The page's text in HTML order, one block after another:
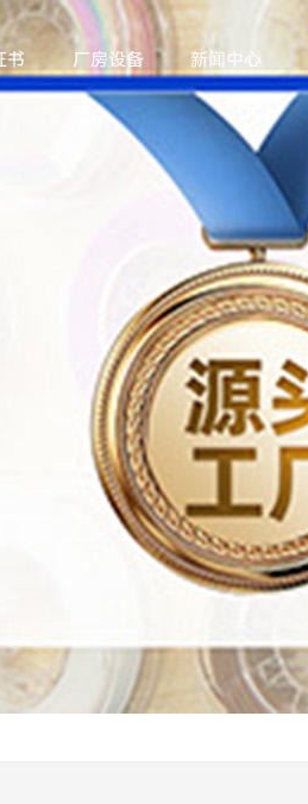
书 厂房设备 新闻中心